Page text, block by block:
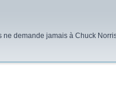
ne demande jamais à Chuck